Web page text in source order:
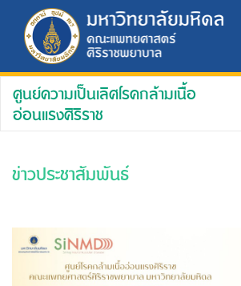
ศูนย์ความเป็นเลิศโรคกล้ามเนื้อ
อ่อนแรงศิริราช
ข่าวประชาสัมพันธ์